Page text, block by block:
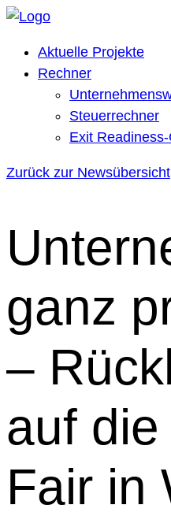
Aktuelle Projekte
Rechner
Steuerrechner
Exit
Zurück zur Newsübersicht
ganz
–
auf
Fair in